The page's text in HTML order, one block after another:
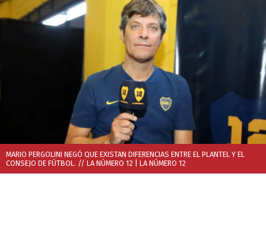
MARIO PERGOLINI NEGÓ QUE EXISTAN DIFERENCIAS ENTRE EL PLANTEL Y EL
CONSEJO DE FÚTBOL. // LA NÚMERO 12 | LA NÚMERO 12